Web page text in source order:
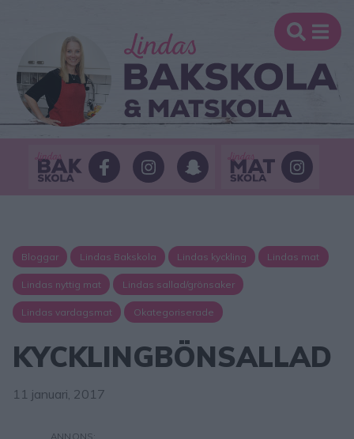
Bloggar Lindas Bakskola Lindas kyckling Lindas mat
Lindas nyttig mat Lindas sallad/grönsaker
Lindas vardagsmat Okategoriserade
KYCKLINGBÖNSALLAD
11 januari, 2017